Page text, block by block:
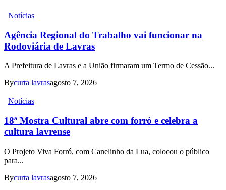
Notícias
Agência Regional do Trabalho vai funcionar na
Rodoviária de Lavras
A Prefeitura de Lavras e a União firmaram um Termo de Cessão...
Bycurta lavrasagosto 7, 2026
Notícias
18ª Mostra Cultural abre com forró e celebra a
cultura lavrense
O Projeto Viva Forró, com Canelinho da Lua, colocou o público
para...
Bycurta lavrasagosto 7, 2026